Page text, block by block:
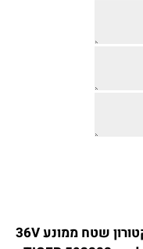
טרקטורון שטח ממונע 36V